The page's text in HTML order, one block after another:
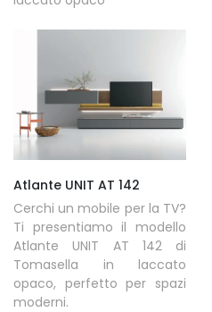
Atlante UNIT AT 142
Cerchi un mobile per la TV?
Ti presentiamo il modello
Atlante UNIT AT 142 di
Tomasella in laccato
opaco, perfetto per spazi
moderni.